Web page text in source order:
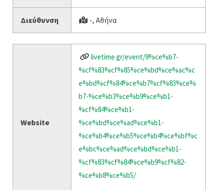
Διεύθυνση -, Αθήνα
Website
livetime.gr/event/9%ce%b7-
%cf%83%cf%85%ce%bd%ce%ac%c
e%bd%cf%84%ce%b7%cf%83%ce%
b7-%ce%b3%ce%b9%ce%b1-
%cf%84%ce%b1-
%ce%bd%ce%ad%ce%b1-
%ce%b4%ce%b5%ce%b4%ce%bf%c
e%bc%ce%ad%ce%bd%ce%b1-
%cf%83%cf%84%ce%b9%cf%82-
%ce%b8%ce%b5/